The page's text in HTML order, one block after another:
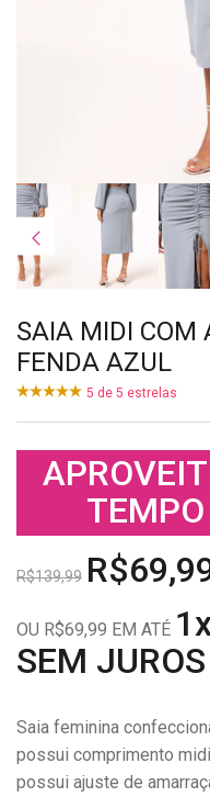
SAIA MIDI COM
FENDA AZUL
5 de 5 estrelas
R$139,99
OU R$69,99 EM ATÉ
SEM JUROS
Saia feminina
possui comprimento
possui ajuste de